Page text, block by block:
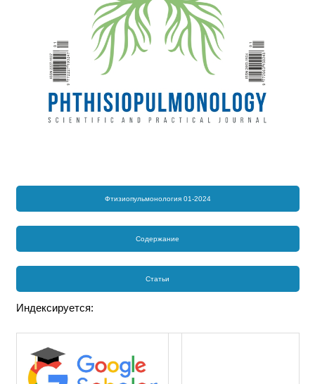
Фтизиопульмонология 01-2024
Содержание
Статьи
Индексируется: